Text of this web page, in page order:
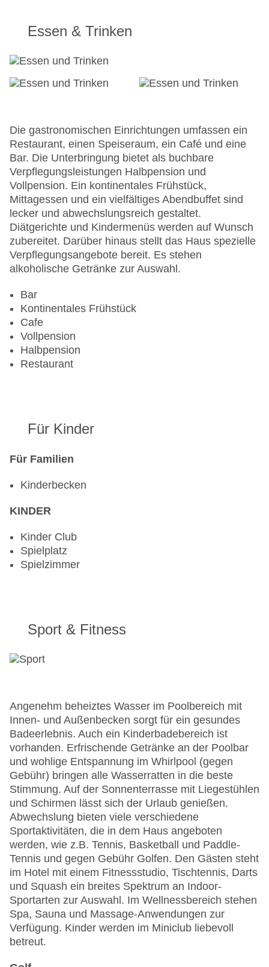
Konferenzraum
Garage
WLAN/WiFi im Hotel
Lift
Zimmerservice
Sonnenterrasse
Gesamtanzahl der Zimmer: 92
Pools:Kinderbecken, Beheizter Außenpool, Indoor
Pool, Outdoor Pool, Sonnenschirme am Pool,
Liegen am Pool
Landeskategorie: 4 Sterne
Essen & Trinken
Die gastronomischen Einrichtungen umfassen ein
Restaurant, einen Speiseraum, ein Café und eine
Bar. Die Unterbringung bietet als buchbare
Verpflegungsleistungen Halbpension und
Vollpension. Ein kontinentales Frühstück,
Mittagessen und ein vielfältiges Abendbuffet sind
lecker und abwechslungsreich gestaltet.
Diätgerichte und Kindermenüs werden auf Wunsch
zubereitet. Darüber hinaus stellt das Haus spezielle
Verpflegungsangebote bereit. Es stehen
alkoholische Getränke zur Auswahl.
Bar
Kontinentales Frühstück
Cafe
Vollpension
Halbpension
Restaurant
Für Kinder
Für Familien
Kinderbecken
KINDER
Kinder Club
Spielplatz
Spielzimmer
Sport & Fitness
Angenehm beheiztes Wasser im Poolbereich mit
Innen- und Außenbecken sorgt für ein gesundes
Badeerlebnis. Auch ein Kinderbadebereich ist
vorhanden. Erfrischende Getränke an der Poolbar
und wohlige Entspannung im Whirlpool (gegen
Gebühr) bringen alle Wasserratten in die beste
Stimmung. Auf der Sonnenterrasse mit Liegestühlen
und Schirmen lässt sich der Urlaub genießen.
Abwechslung bieten viele verschiedene
Sportaktivitäten, die in dem Haus angeboten
werden, wie z.B. Tennis, Basketball und Paddle-
Tennis und gegen Gebühr Golfen. Den Gästen steht
im Hotel mit einem Fitnessstudio, Tischtennis, Darts
und Squash ein breites Spektrum an Indoor-
Sportarten zur Auswahl. Im Wellnessbereich stehen
Spa, Sauna und Massage-Anwendungen zur
Verfügung. Kinder werden im Miniclub liebevoll
betreut.